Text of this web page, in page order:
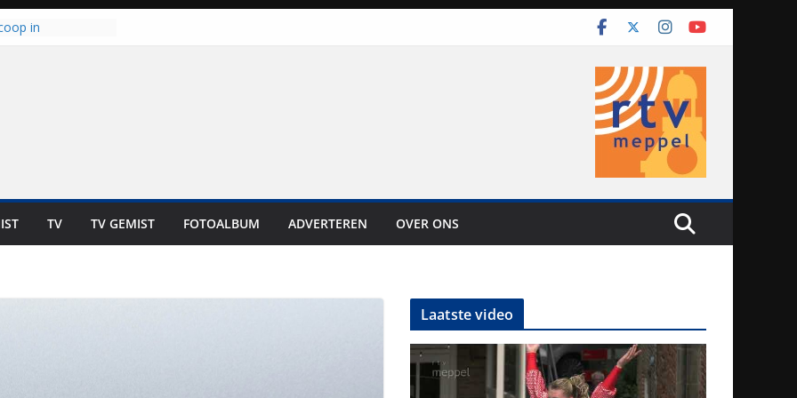
in
niet in geld uit te
warme dagen
Mokum
TV TV GEMIST FOTOALBUM ADVERTEREN OVER ONS
Laatste video